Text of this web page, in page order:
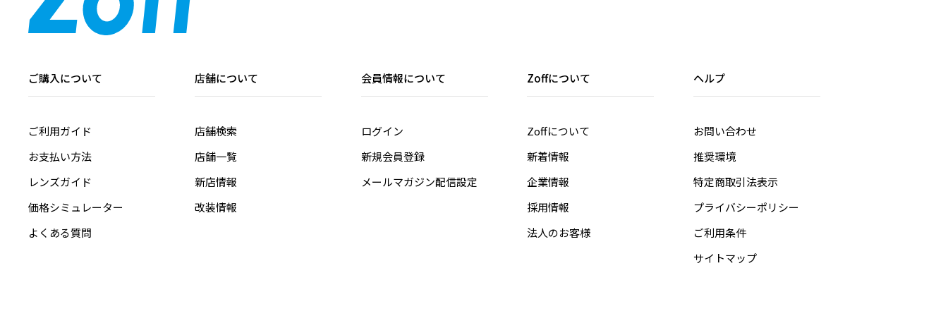
ご購入について
ご利用ガイド
お支払い方法
レンズガイド
価格シミュレーター
よくある質問
店舗について
店舗検索
店舗一覧
新店情報
改装情報
会員情報について
ログイン
新規会員登録
メールマガジン配信設定
Zoffについて
Zoffについて
新着情報
企業情報
採用情報
法人のお客様
ヘルプ
お問い合わせ
推奨環境
特定商取引法表示
プライバシーポリシー
ご利用条件
サイトマップ